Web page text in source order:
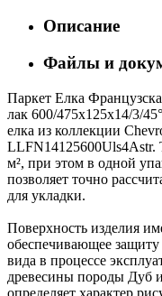
Описание
Файлы и
Паркет Елка
лак 600/475х125х14/3/
елка из коллекции
LLFN14125600Uls4Astr.
м², при этом в одной
позволяет точно
для укладки.
Поверхность изделия
обеспечивающее
вида в процессе
древесины породы Дуб
определяет характер